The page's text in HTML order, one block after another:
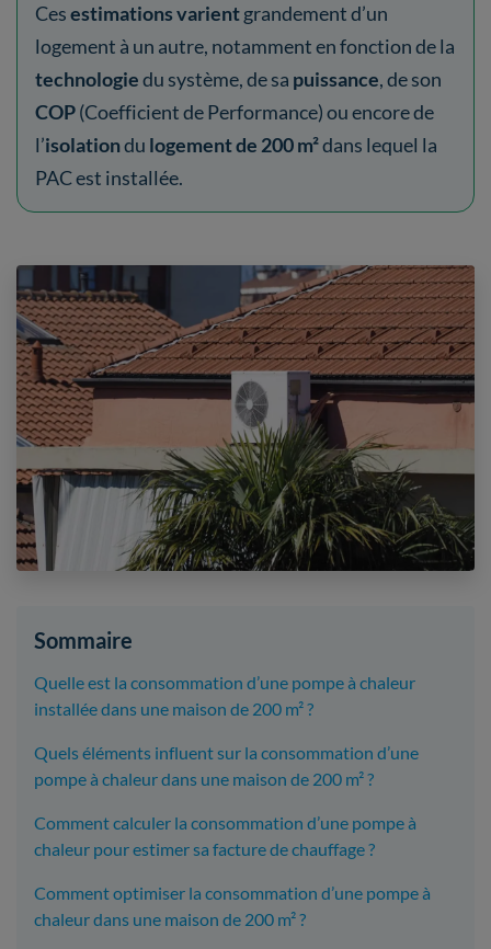
Cesestimations varientgrandement d’un
logement à un autre, notamment en fonction de la
technologiedu système, de sa puissance, de son
COP(Coefficient de Performance) ou encore de
l’isolationdu logement de 200 m²dans lequel la
PAC est installée.
Sommaire
Quelle est la consommation d’une pompe à chaleur
installée dans une maison de 200 m² ?
Quels éléments influent sur la consommation d’une
pompe à chaleur dans une maison de 200 m² ?
Comment calculer la consommation d’une pompe à
chaleur pour estimer sa facture de chauffage ?
Comment optimiser la consommation d’une pompe à
chaleur dans une maison de 200 m² ?